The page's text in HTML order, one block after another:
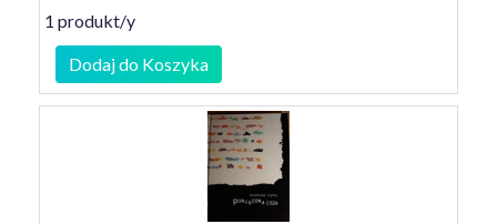
1 produkt/y
Dodaj do Koszyka